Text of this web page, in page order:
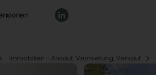
Immobilien - Ankauf, Vermietung, Verkauf